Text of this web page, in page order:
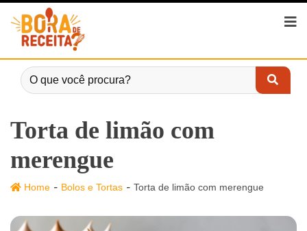
Torta de limão com
merengue
Home - Bolos e Tortas - Torta de limão com merengue